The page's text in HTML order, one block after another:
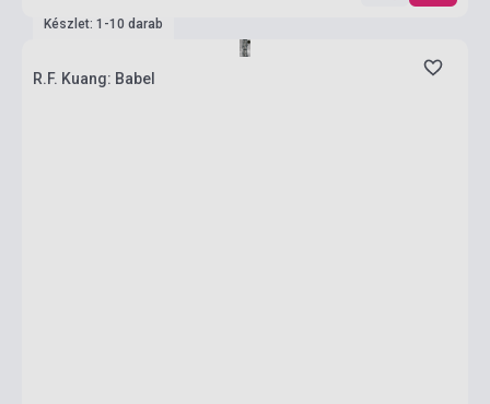
Készlet: 1-10 darab
R.F. Kuang: Babel